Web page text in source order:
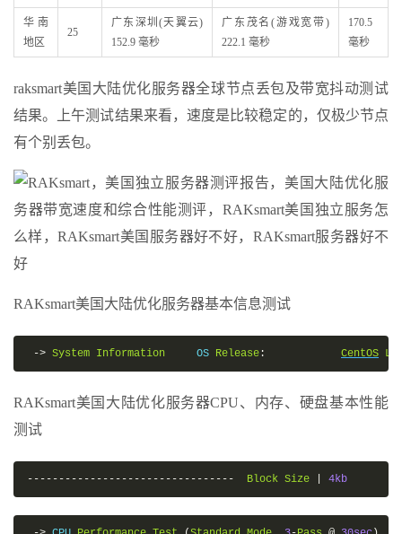
华南
地区
25
广东深圳(天翼云)
152.9 毫秒
广东茂名(游戏宽带)
222.1 毫秒
170.5
毫秒
raksmart美国大陆优化服务器全球节点丢包及带宽抖动测试
结果。上午测试结果来看，速度是比较稳定的，仅极少节点
有个别丢包。
RAKsmart美国大陆优化服务器基本信息测试
-> System Information
     OS
Release : CentOS
RAKsmart美国大陆优化服务器CPU、内存、硬盘基本性能
测试
--------------------------------- Block Size 4kb